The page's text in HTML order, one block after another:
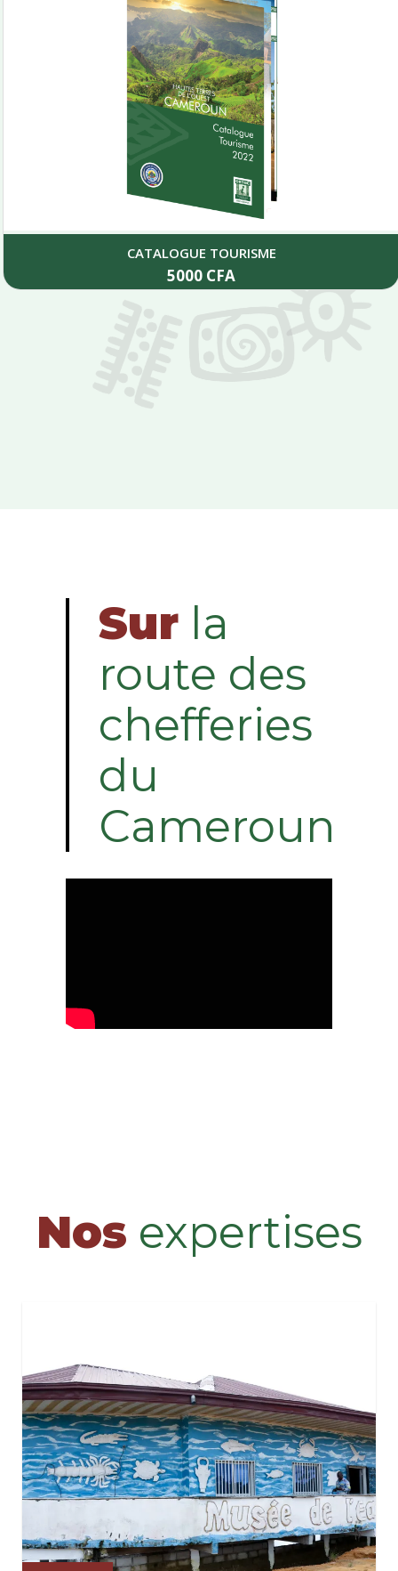
Sur la
route des
chefferies
du
Cameroun
Nos expertises